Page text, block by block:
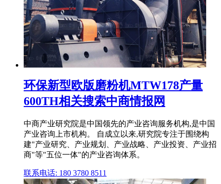
环保新型欧版磨粉机MTW178产量
600TH相关搜索中商情报网
中商产业研究院是中国领先的产业咨询服务机构,是中国
产业咨询上市机构。 自成立以来,研究院专注于围绕构
建"产业研究、产业规划、产业战略、产业投资、产业招
商"等"五位一体"的产业咨询体系。
联系电话: 180 3780 8511